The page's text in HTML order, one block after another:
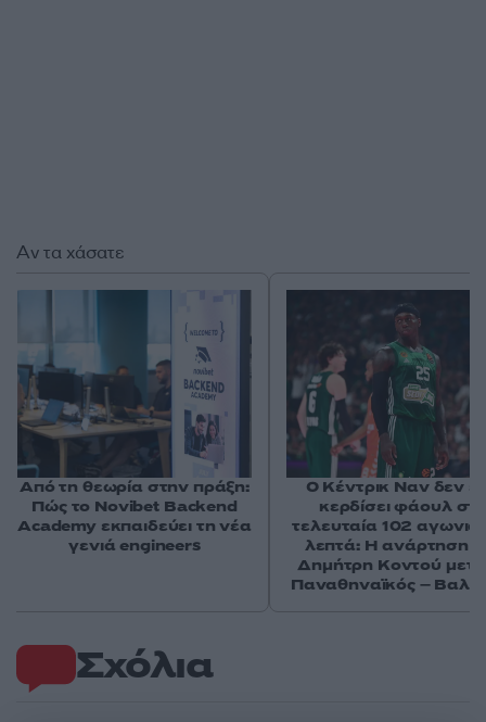
Σχόλια
Αν τα χάσατε
Από τη θεωρία στην πράξη:
Πώς το Novibet Backend
Academy εκπαιδεύει τη νέα
γενιά engineers
Ο Κέντρικ Ναν δεν
κερδίσει φάουλ
τελευταία 102
λεπτά: Η ανάρτηση
Δημήτρη Κοντού
Παναθηναϊκός –